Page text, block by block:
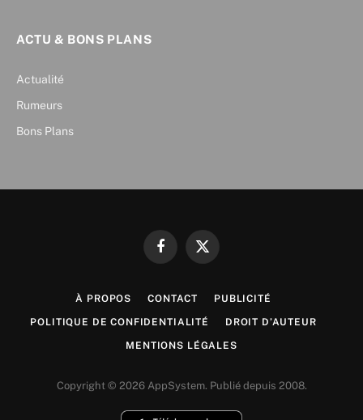
ACTU & BONS PLANS
Actualité
Rumeurs
Bons Plans
FacebookX
À PROPOS CONTACT PUBLICITÉ
POLITIQUE DE CONFIDENTIALITÉ DROIT D’AUTEUR
MENTIONS LÉGALES
Copyright © 2026 AppSystem. Publié depuis 2008.